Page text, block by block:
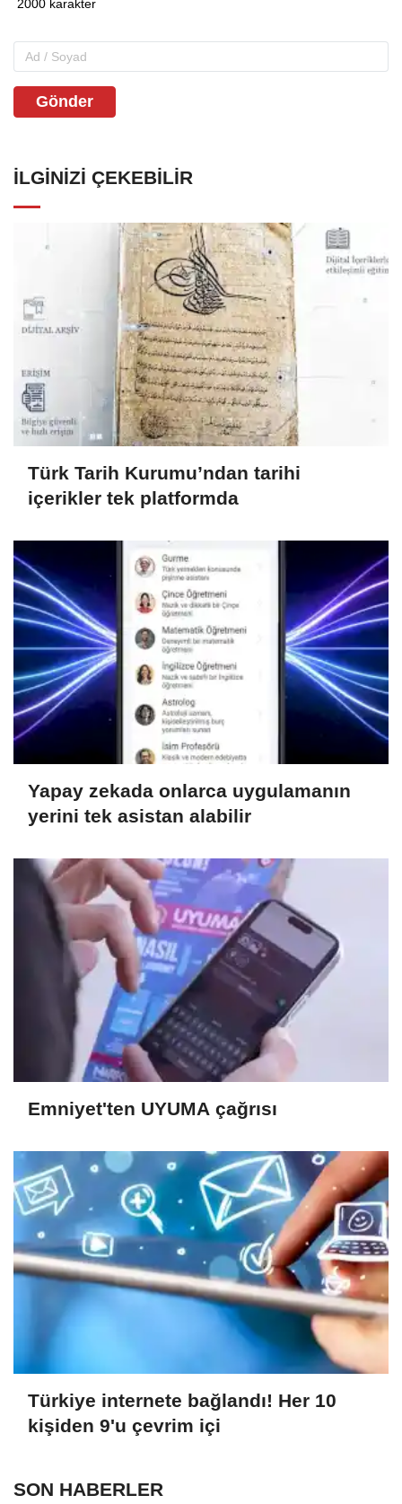
Gönder
İLGINIZI ÇEKEBILIR
Türk Tarih Kurumu’ndan tarihi
içerikler tek platformda
Yapay zekada onlarca uygulamanın
yerini tek asistan alabilir
Emniyet'ten UYUMA çağrısı
Türkiye internete bağlandı! Her 10
kişiden 9'u çevrim içi
SON HABERLER